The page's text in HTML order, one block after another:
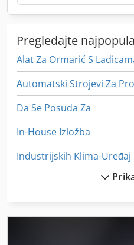
Pregledajte
Alat Za Ormarić S
Automatski Strojevi Za
Da Se Posuda Za
In-House Izložba
Industrijskih Klima-Uređaj
Iz Pijeska Pjeskarenje
Masine Za Uzduzno